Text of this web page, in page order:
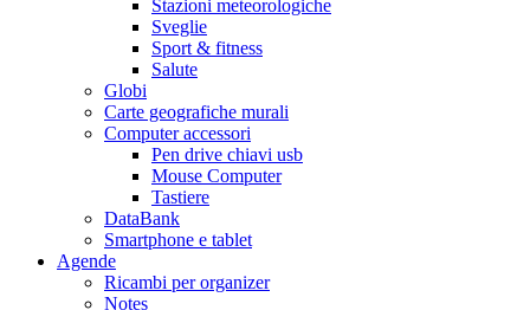
Stazioni meteorologiche
Sveglie
Sport & fitness
Salute
Globi
Carte geografiche murali
Computer accessori
Pen drive chiavi usb
Mouse Computer
Tastiere
DataBank
Smartphone e tablet
Agende
Ricambi per organizer
Notes